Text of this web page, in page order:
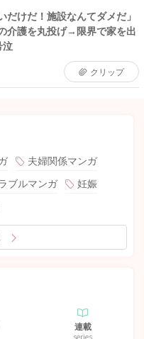
だけだ！施設なんてダメだ」
介護を丸投げ→限界で家を出
泣
クリップ
夫婦関係マンガ
ブルマンガ
妊娠
連載
series